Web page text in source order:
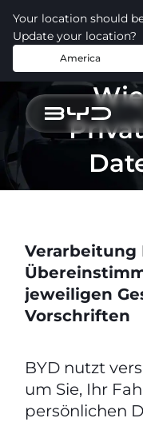
Your location should
Update your location?
America
Verarbeitung
jeweiligen
Vorschriften
BYD nutzt
um Sie, Ihr
persönlichen